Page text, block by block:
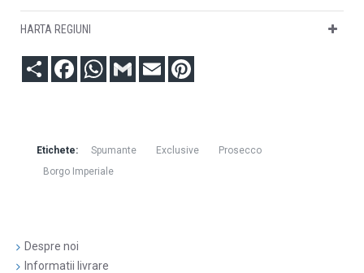
HARTA REGIUNI
PartajareFacebookWhatsApp
Gmail Email
Etichete: Spumante Exclusive
Prosecco
Borgo Imperiale
Despre noi
Informatii livrare